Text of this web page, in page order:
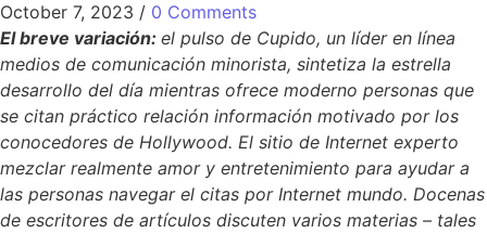
October 7, 2023 / 0 Comments
El breve variación: el pulso de Cupido, un líder en línea
medios de comunicación minorista, sintetiza la estrella
desarrollo del día mientras ofrece moderno personas que
se citan práctico relación información motivado por los
conocedores de Hollywood. El sitio de Internet experto
mezclar realmente amor y entretenimiento para ayudar a
las personas navegar el citas por Internet mundo. Docenas
de escritores de artículos discuten varios materias – tales